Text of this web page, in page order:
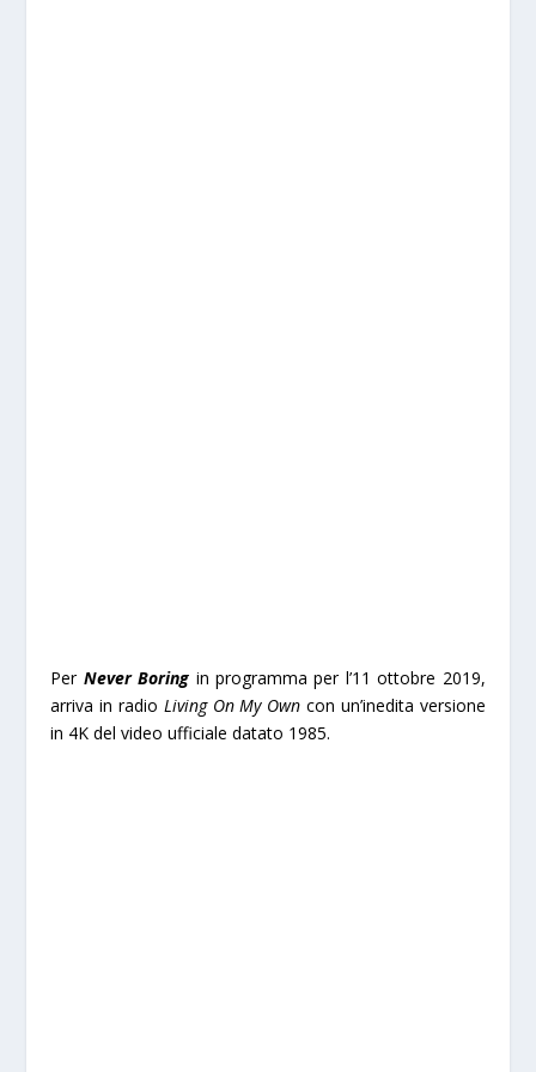
Per Never Boring in programma per l’11 ottobre 2019,
arriva in radio Living On My Own con un’inedita versione
in 4K del video ufficiale datato 1985.